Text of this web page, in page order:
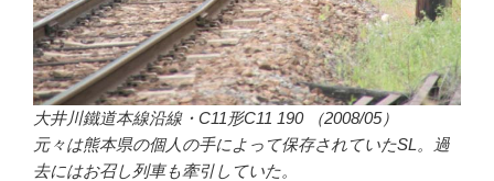
大井川鐵道本線沿線・C11形C11 190 （2008/05）
元々は熊本県の個人の手によって保存されていたSL。過
去にはお召し列車も牽引していた。